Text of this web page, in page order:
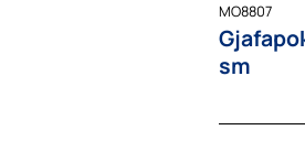
MO8807
sm